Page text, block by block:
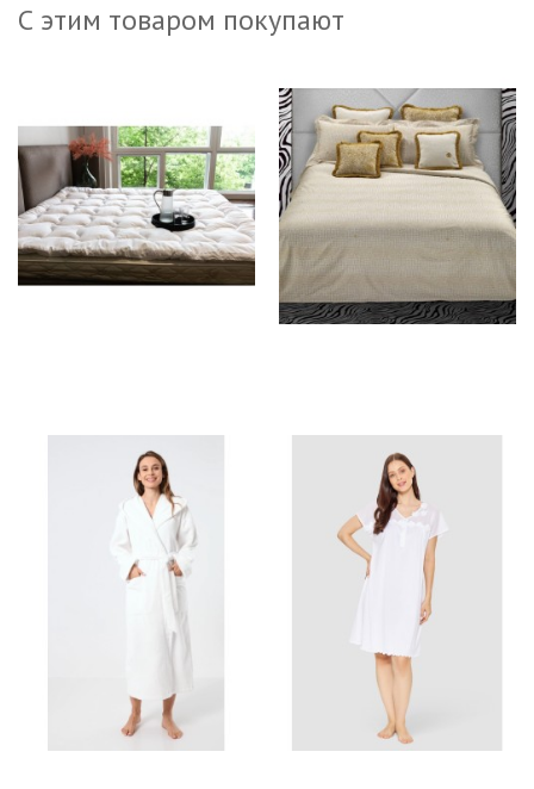
С этим товаром покупают